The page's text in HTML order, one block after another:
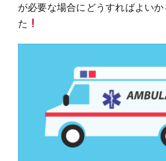
が必要な場合にどうすればよい
た